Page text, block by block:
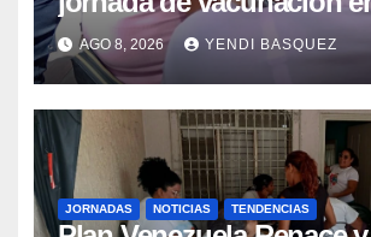
Guaira para garantizar
epidemiológica
AGO 8, 2026 YENDI BASQUEZ
JORNADAS NOTICIAS TENDENCIAS